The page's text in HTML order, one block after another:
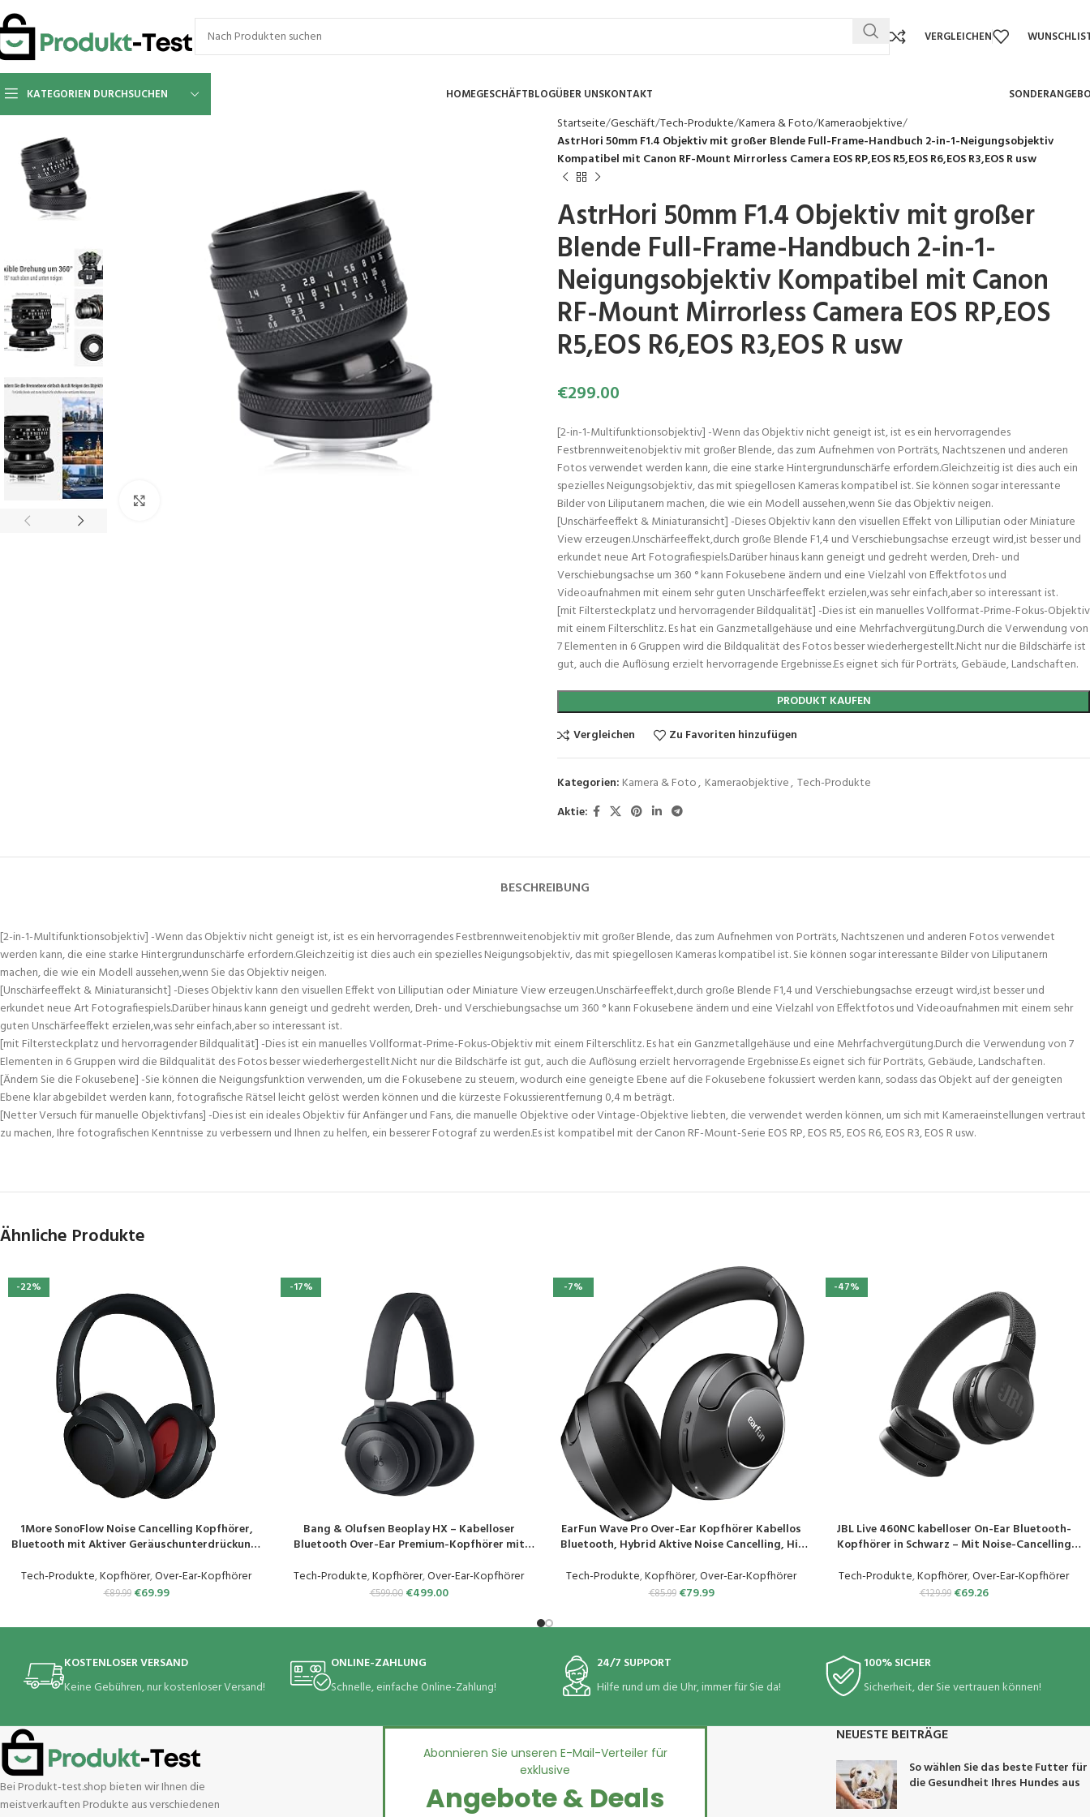
VERGLEICHEN
KATEGORIEN DURCHSUCHEN HOMEGESCHÄFTBLOGÜBER UNSKONTAKT
Startseite Geschäft Tech-Produkte Kamera & Foto Kameraobjektive
AstrHori 50mm F1.4 Objektiv mit großer Blende Full-Frame-Handbuch 2-in-1-Neigungsobjektiv
Kompatibel mit Canon RF-Mount Mirrorless Camera EOS RP,EOS R5,EOS R6,EOS R3,EOS R usw
AstrHori 50mm F1.4 Objektiv mit großer
Blende Full-Frame-Handbuch 2-in-1-
Neigungsobjektiv Kompatibel mit Canon
RF-Mount Mirrorless Camera EOS RP,EOS
R5,EOS R6,EOS R3,EOS R usw
€299.00
[2-in-1-Multifunktionsobjektiv] -Wenn das Objektiv nicht geneigt ist, ist es ein hervorragendes
Festbrennweitenobjektiv mit großer Blende, das zum Aufnehmen von Porträts, Nachtszenen und anderen
Fotos verwendet werden kann, die eine starke Hintergrundunschärfe erfordern.Gleichzeitig ist dies auch ein
spezielles Neigungsobjektiv, das mit spiegellosen Kameras kompatibel ist. Sie können sogar interessante
Bilder von Liliputanern machen, die wie ein Modell aussehen,wenn Sie das Objektiv neigen.
[Unschärfeeffekt & Miniaturansicht] -Dieses Objektiv kann den visuellen Effekt von Lilliputian oder Miniature
View erzeugen.Unschärfeeffekt,durch große Blende F1,4 und Verschiebungsachse erzeugt wird,ist besser und
erkundet neue Art Fotografiespiels.Darüber hinaus kann geneigt und gedreht werden, Dreh- und
Verschiebungsachse um 360 ° kann Fokusebene ändern und eine Vielzahl von Effektfotos und
Videoaufnahmen mit einem sehr guten Unschärfeeffekt erzielen,was sehr einfach,aber so interessant ist.
[mit Filtersteckplatz und hervorragender Bildqualität] -Dies ist ein manuelles Vollformat-Prime-Fokus-Objektiv
mit einem Filterschlitz. Es hat ein Ganzmetallgehäuse und eine Mehrfachvergütung.Durch die Verwendung von
7 Elementen in 6 Gruppen wird die Bildqualität des Fotos besser wiederhergestellt.Nicht nur die Bildschärfe ist
gut, auch die Auflösung erzielt hervorragende Ergebnisse.Es eignet sich für Porträts, Gebäude, Landschaften.
PRODUKT KAUFEN
Vergleichen
Zu Favoriten hinzufügen
Kategorien: Kamera & Foto, Kameraobjektive, Tech-Produkte
Aktie:
BESCHREIBUNG
[2-in-1-Multifunktionsobjektiv] -Wenn das Objektiv nicht geneigt ist, ist es ein hervorragendes Festbrennweitenobjektiv mit großer Blende, das zum Aufnehmen von Porträts, Nachtszenen und anderen Fotos verwendet
werden kann, die eine starke Hintergrundunschärfe erfordern.Gleichzeitig ist dies auch ein spezielles Neigungsobjektiv, das mit spiegellosen Kameras kompatibel ist. Sie können sogar interessante Bilder von Liliputanern
machen, die wie ein Modell aussehen,wenn Sie das Objektiv neigen.
[Unschärfeeffekt & Miniaturansicht] -Dieses Objektiv kann den visuellen Effekt von Lilliputian oder Miniature View erzeugen.Unschärfeeffekt,durch große Blende F1,4 und Verschiebungsachse erzeugt wird,ist besser und
erkundet neue Art Fotografiespiels.Darüber hinaus kann geneigt und gedreht werden, Dreh- und Verschiebungsachse um 360 ° kann Fokusebene ändern und eine Vielzahl von Effektfotos und Videoaufnahmen mit einem sehr
guten Unschärfeeffekt erzielen,was sehr einfach,aber so interessant ist.
[mit Filtersteckplatz und hervorragender Bildqualität] -Dies ist ein manuelles Vollformat-Prime-Fokus-Objektiv mit einem Filterschlitz. Es hat ein Ganzmetallgehäuse und eine Mehrfachvergütung.Durch die Verwendung von 7
Elementen in 6 Gruppen wird die Bildqualität des Fotos besser wiederhergestellt.Nicht nur die Bildschärfe ist gut, auch die Auflösung erzielt hervorragende Ergebnisse.Es eignet sich für Porträts, Gebäude, Landschaften.
[Ändern Sie die Fokusebene] -Sie können die Neigungsfunktion verwenden, um die Fokusebene zu steuern, wodurch eine geneigte Ebene auf die Fokusebene fokussiert werden kann, sodass das Objekt auf der geneigten
Ebene klar abgebildet werden kann, fotografische Rätsel leicht gelöst werden können und die kürzeste Fokussierentfernung 0,4 m beträgt.
[Netter Versuch für manuelle Objektivfans] -Dies ist ein ideales Objektiv für Anfänger und Fans, die manuelle Objektive oder Vintage-Objektive liebten, die verwendet werden können, um sich mit Kameraeinstellungen vertraut
zu machen, Ihre fotografischen Kenntnisse zu verbessern und Ihnen zu helfen, ein besserer Fotograf zu werden.Es ist kompatibel mit der Canon RF-Mount-Serie EOS RP, EOS R5, EOS R6, EOS R3, EOS R usw.
Ähnliche Produkte
-22%
PRODUKT KAUFEN
1More SonoFlow Noise Cancelling Kopfhörer,
Bluetooth mit Aktiver Geräuschunterdrückung,
Audio, Over Ear Headset, Klare Anrufe, EQ-
Voreinstellung.
Tech-Produkte,Kopfhörer,Over-Ear-Kopfhörer
€89.99 €69.99
-17%
PRODUKT KAUFEN
Bang & Olufsen Beoplay HX – Kabelloser
Bluetooth Over-Ear Premium-Kopfhörer mit
Akkulaufzeit bis zu 40 h, Kopfhörer und
Kopfhörer-Tasche – Black Anthracite
Tech-Produkte,Kopfhörer,Over-Ear-Kopfhörer
€599.00 €499.00
-7%
PRODUKT KAUFEN
EarFun Wave Pro Over-Ear Kopfhörer Kabellos
Bluetooth, Hybrid Aktive Noise Cancelling, Hi-
Mikrofone Kristallklare Anrufe, Bluetooth
Multipoint, EQ in App
Tech-Produkte,Kopfhörer,Over-Ear-Kopfhörer
€85.99 €79.99
-47%
PRODUKT KAUFEN
JBL Live 460NC kabelloser On-Ear Bluetooth-
Kopfhörer in Schwarz – Mit Noise-Cancelling
Musikgenuss
Tech-Produkte,Kopfhörer,Over-Ear-Kopfhörer
€129.99 €69.26
KOSTENLOSER VERSAND
Keine Gebühren, nur kostenloser Versand!
ONLINE-ZAHLUNG
Schnelle, einfache Online-Zahlung!
24/7 SUPPORT
Hilfe rund um die Uhr, immer für Sie da!
100% SICHER
Sicherheit, der Sie vertrauen können!
Bei Produkt-test.shop bieten wir Ihnen die
meistverkauften Produkte aus verschiedenen
Abonnieren Sie unseren E-Mail-Verteiler für
exklusive
Angebote & Deals
NEUESTE BEITRÄGE
So wählen Sie das beste Futter für
die Gesundheit Ihres Hundes aus